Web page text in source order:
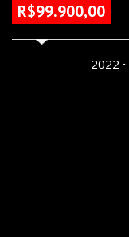
R$99.900,00
2022